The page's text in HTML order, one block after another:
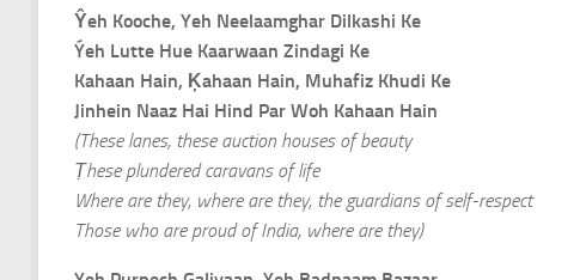
Ŷeh Kooche, Yeh Neelaamghar Dilkashi Ke
Ýeh Lutte Hue Kaarwaan Zindagi Ke
Kahaan Hain, Ķahaan Hain, Muhafiz Khudi Ke
Jinhein Naaz Hai Hind Par Woh Kahaan Hain
(These lanes, these auction houses of beauty
Ṭhese plundered caravans of life
Where are they, where are they, the guardians of self-respect
Those who are proud of India, where are they)